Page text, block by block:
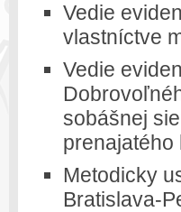
Vedie
vlastníctve
Vedie
sobášnej
prenajatého
Metodicky
Bratislava-